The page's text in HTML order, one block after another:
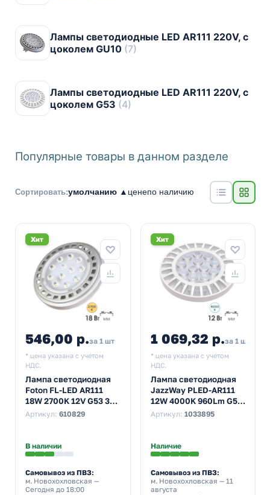
Лампы светодиодные LED AR111 220V, с
цоколем GU10 (7)
Лампы светодиодные LED AR111 220V, с
цоколем G53 (4)
Популярные товары в данном разделе
Сортировать:умолчанию ▲ ценепо наличию
Хит
546,00 р.за 1 шт
* цена указана с учетом
НДС.
Лампа светодиодная
Foton FL-LED AR111
18W 2700K 12V G53 30°
1400Lm теплый свет
Артикул: 610829
В наличии
Самовывоз из ПВЗ:
м. Новохохловская —
Сегодня до 18:00
Хит
1 069,32 р.за 1 шт
* цена указана с учетом
НДС.
Лампа светодиодная
JazzWay PLED-AR111
12W 4000K 960Lm G53
185-265V
Артикул: 1033895
Наличие
Самовывоз из ПВЗ:
м. Новохохловская — 11
августа